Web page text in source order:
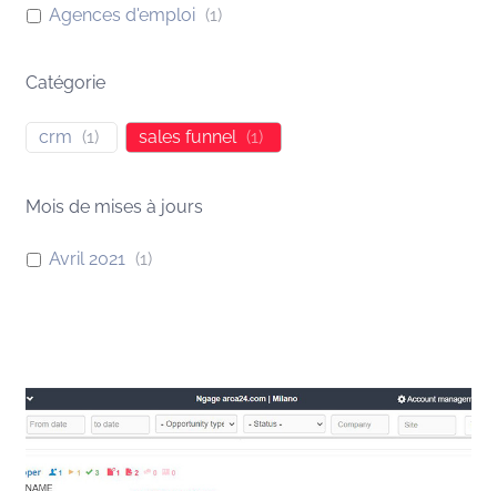
Agences d'emploi (1)
Catégorie
crm (1) sales funnel (1)
Mois de mises à jours
Avril 2021 (1)